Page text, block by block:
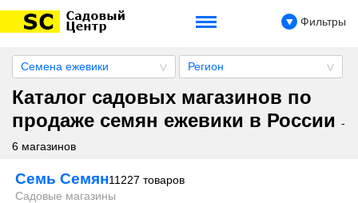
Фильтры
Семена ежевики Регион
Каталог садовых магазинов по
продаже семян ежевики в России -
6 магазинов
Семь Семян11227 товаров
Садовые магазины